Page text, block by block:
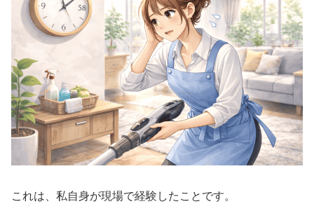
これは、私自身が現場で経験したことです。